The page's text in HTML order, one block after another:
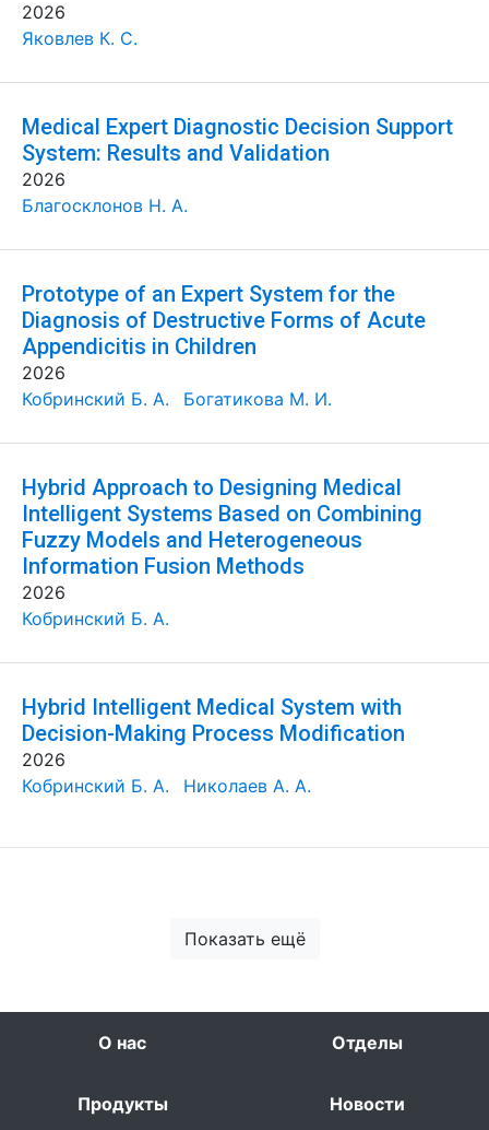
2026
Яковлев К. С.
Medical Expert Diagnostic Decision Support
System: Results and Validation
2026
Благосклонов Н. А.
Prototype of an Expert System for the
Diagnosis of Destructive Forms of Acute
Appendicitis in Children
2026
Кобринский Б. А.
Богатикова М. И.
Hybrid Approach to Designing Medical
Intelligent Systems Based on Combining
Fuzzy Models and Heterogeneous
Information Fusion Methods
2026
Кобринский Б. А.
Hybrid Intelligent Medical System with
Decision-Making Process Modification
2026
Кобринский Б. А.
Николаев А. А.
Показать ещё
О нас Отделы
Продукты Новости